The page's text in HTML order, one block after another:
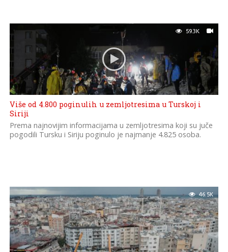
59.3K
Više od 4.800 poginulih u zemljotresima u Turskoj i
Siriji
Prema najnovijim informacijama u zemljotresima koji su juče
pogodili Tursku i Siriju poginulo je najmanje 4.825 osoba.
46.5K